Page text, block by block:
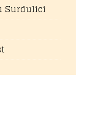
Surdulici